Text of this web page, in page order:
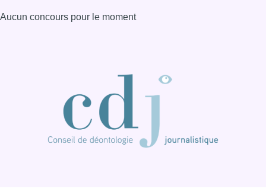
Consulter page Instagram